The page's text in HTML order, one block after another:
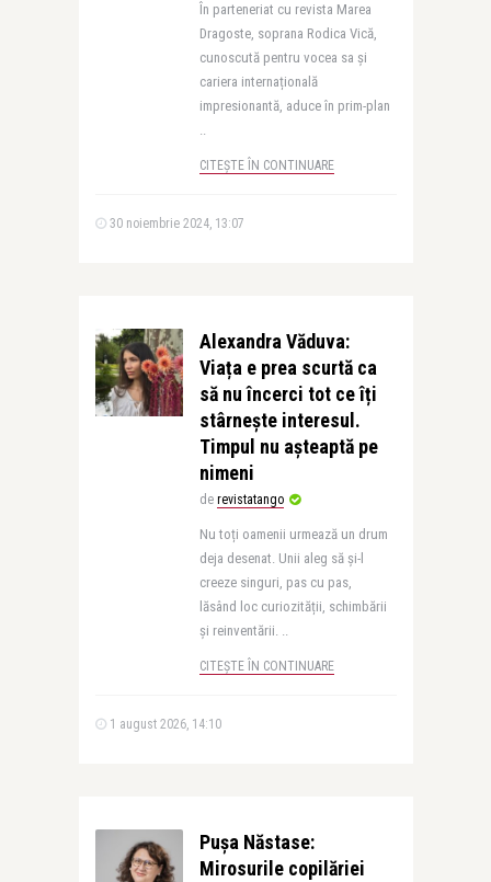
În parteneriat cu revista Marea
Dragoste, soprana Rodica Vică,
cunoscută pentru vocea sa și
cariera internațională
impresionantă, aduce în prim-plan
..
CITEȘTE ÎN CONTINUARE
30 noiembrie 2024, 13:07
Alexandra Văduva:
Viața e prea scurtă ca
să nu încerci tot ce îți
stârnește interesul.
Timpul nu așteaptă pe
nimeni
de revistatango
Nu toți oamenii urmează un drum
deja desenat. Unii aleg să și-l
creeze singuri, pas cu pas,
lăsând loc curiozității, schimbării
și reinventării. ..
CITEȘTE ÎN CONTINUARE
1 august 2026, 14:10
Pușa Năstase:
Mirosurile copilăriei